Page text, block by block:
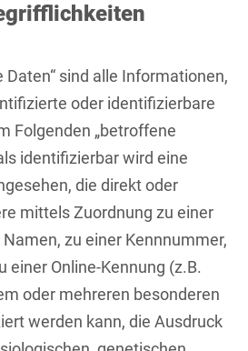
Daten“ sind alle Informationen,
oder identifizierbare
Folgenden „betroffene
identifizierbar wird eine
die direkt oder
mittels Zuordnung zu einer
zu einer Kennnummer,
einer Online-Kennung (z.B.
oder mehreren besonderen
werden kann, die Ausdruck